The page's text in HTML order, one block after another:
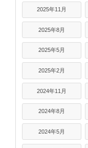
2025年11月
2025年8月
2025年5月
2025年2月
2024年11月
2024年8月
2024年5月